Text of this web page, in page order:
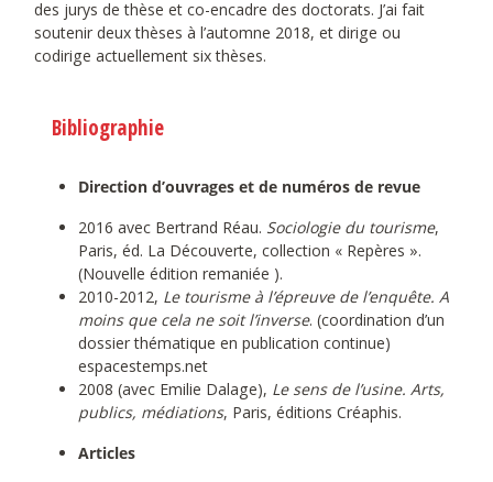
des jurys de thèse et co-encadre des doctorats. J’ai fait
soutenir deux thèses à l’automne 2018, et dirige ou
codirige actuellement six thèses.
Bibliographie
Direction d’ouvrages et de numéros de revue
2016 avec Bertrand Réau. Sociologie du tourisme,
Paris, éd. La Découverte, collection « Repères ».
(Nouvelle édition remaniée ).
2010-2012, Le tourisme à l’épreuve de l’enquête. A
moins que cela ne soit l’inverse. (coordination d’un
dossier thématique en publication continue)
espacestemps.net
2008 (avec Emilie Dalage), Le sens de l’usine. Arts,
publics, médiations, Paris, éditions Créaphis.
Articles